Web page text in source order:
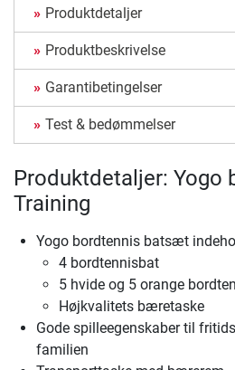
Produktdetaljer
Produktbeskrivelse
Garantibetingelser
Test & bedømmelser
Produktdetaljer:
Training
Yogo bordtennis batsæt
4 bordtennisbat
5 hvide og 5 orange
Højkvalitets bæretaske
Gode spilleegenskaber til
familien